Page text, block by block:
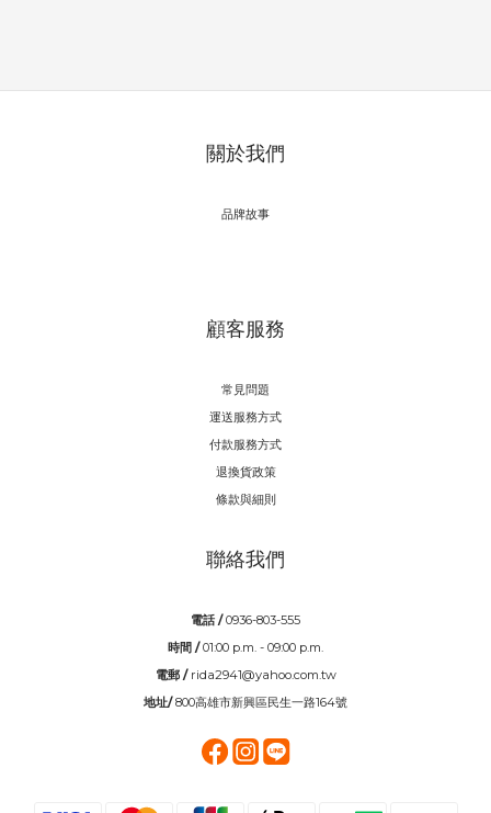
關於我們
品牌故事
顧客服務
常見問題
運送服務方式
付款服務方式
退換貨政策
條款與細則
聯絡我們
電話 /0936-803-555
時間 /01:00 p.m. - 09:00 p.m.
電郵 / rida2941@yahoo.com.tw
地址/800高雄市新興區民生一路164號